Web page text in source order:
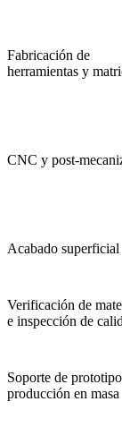
Fabricación de
herramientas y
CNC y post-
Acabado superficial
Verificación de
e inspección de
Soporte de
producción en masa